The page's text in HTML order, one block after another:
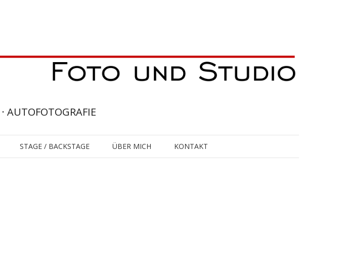
AUTOFOTOGRAFIE
STAGE / BACKSTAGE ÜBER MICH KONTAKT